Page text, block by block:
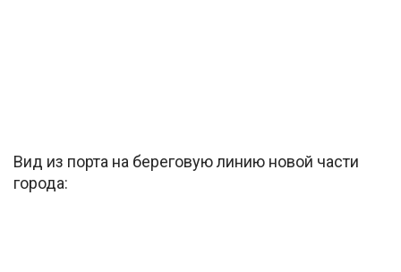
Вид из порта на береговую линию новой части
города: